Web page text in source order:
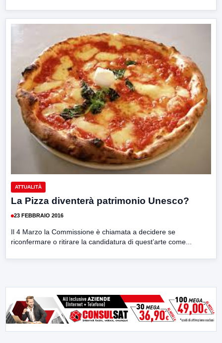
ATTUALITÀ
La Pizza diventerà patrimonio Unesco?
23 FEBBRAIO 2016
Il 4 Marzo la Commissione è chiamata a decidere se
riconfermare o ritirare la candidatura di quest’arte come...